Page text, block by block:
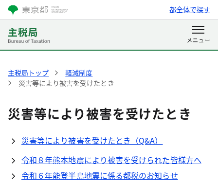
都全体で探す
主税局トップ
軽減制度
災害等により被害を受けたとき
災害等により被害を受けたとき
災害等により被害を受けたとき（Q&A）
令和８年熊本地震により被害を受けられた皆様方へ​
令和６年能登半島地震に係る都税のお知らせ